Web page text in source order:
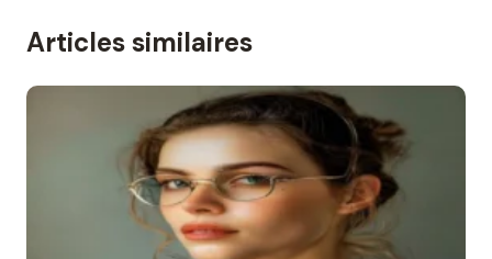
Articles similaires